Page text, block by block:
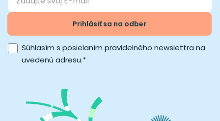
Prihlásiť sa na odber
Súhlasím s posielaním pravidelného newslettra na
uvedenú adresu.*